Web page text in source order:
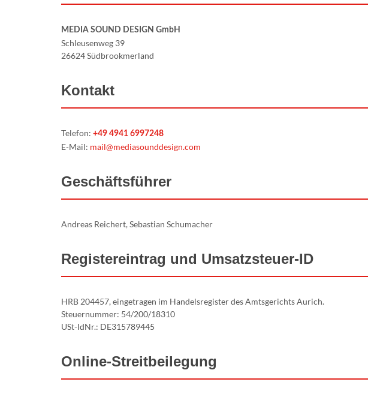
MEDIA SOUND DESIGN GmbH
Schleusenweg 39
26624 Südbrookmerland
Kontakt
Telefon: +49 4941 6997248
E-Mail: mail@mediasounddesign.com
Geschäftsführer
Andreas Reichert, Sebastian Schumacher
Registereintrag und Umsatzsteuer-ID
HRB 204457, eingetragen im Handelsregister des Amtsgerichts Aurich.
Steuernummer: 54/200/18310
USt-IdNr.: DE315789445
Online-Streitbeilegung